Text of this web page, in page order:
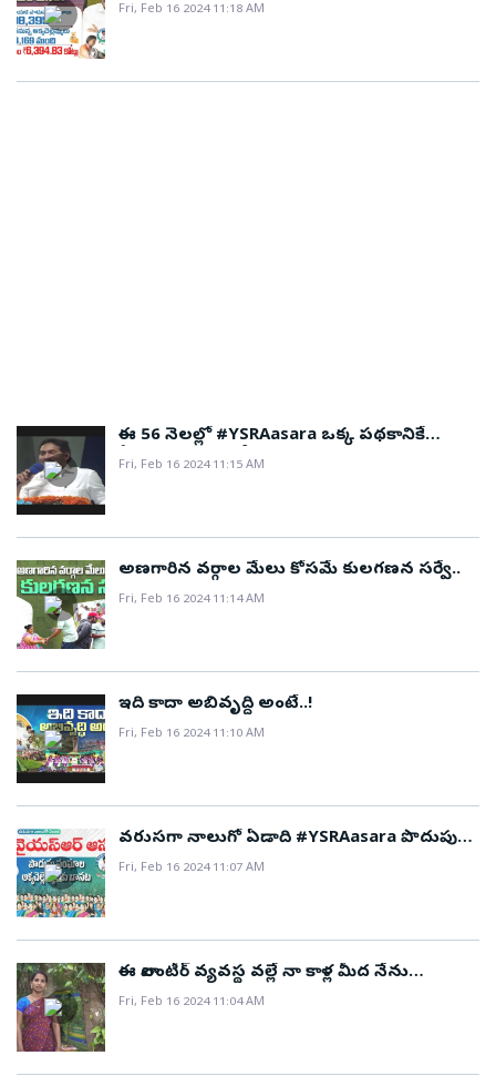
Fri, Feb 16 2024 11:18 AM
ఈ 56 నెలల్లో #YSRAasara ఒక్క పథకానికే
ఏకంగా ₹25,571 కోట్లు..
Fri, Feb 16 2024 11:15 AM
అణగారిన వర్గాల మేలు కోసమే కులగణన సర్వే..
Fri, Feb 16 2024 11:14 AM
ఇది కాదా అబివృద్ధి అంటే..!
Fri, Feb 16 2024 11:10 AM
వరుసగా నాలుగో ఏడాది #YSRAasara పొదుపు
సంఘాల అక్కచెల్లెమ్మలకు బాసట..!
Fri, Feb 16 2024 11:07 AM
ఈ వాలంటీర్‌ వ్యవస్థ వల్లే నా కాళ్ల మీద నేను
నిలబడగలుగుతున్నాను..!
Fri, Feb 16 2024 11:04 AM